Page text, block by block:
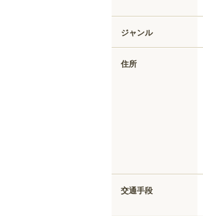
ジャンル
住所
交通手段